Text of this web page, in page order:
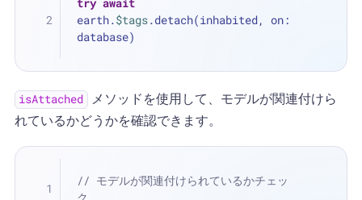
try await
earth.$tags.detach(inhabited, on:
database)
isAttached
メソッドを使用して、モデルが関連付けら
れているかどうかを確認できます。
// モデルが関連付けられているかチェッ